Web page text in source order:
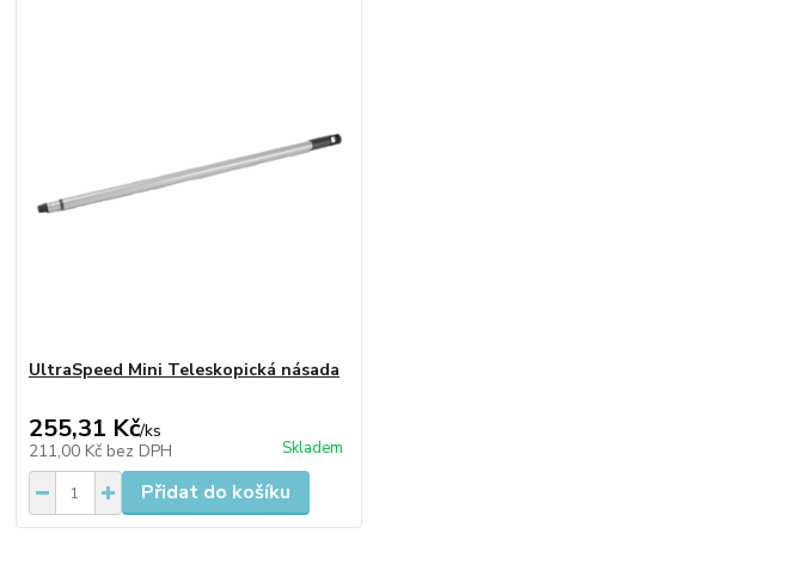
UltraSpeed Mini Teleskopická násada
255,31 Kč/ks
211,00 Kč bez DPH Skladem
Přidat do košíku